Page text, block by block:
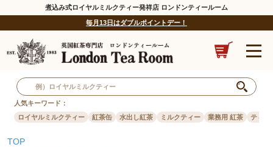
煮込み式ロイヤルミルクティー発祥店 ロンドンティールーム
毎月13日はダブルポイントデー！
人気キーワード：
ロイヤルミルクティー
紅茶缶 水出し紅茶 ミルクティー 業務用 紅茶 ティー
TOP